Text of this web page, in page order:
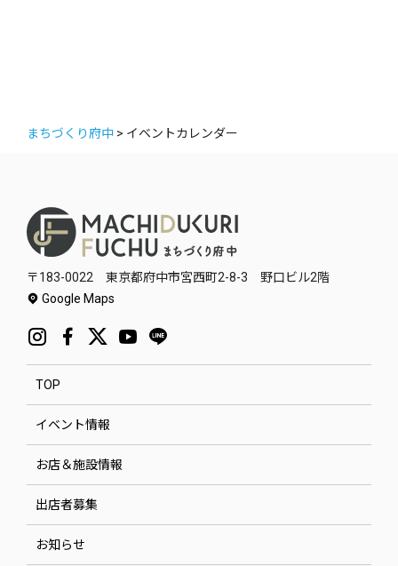
まちづくり府中 > イベントカレンダー
〒183-0022 東京都府中市宮西町2-8-3 野口ビル2階
Google Maps
TOP
イベント情報
お店＆施設情報
出店者募集
お知らせ